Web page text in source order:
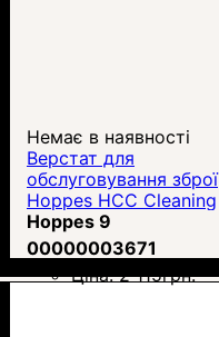
Немає в наявності
Верстат для
обслуговування зброї
Hoppes HCC Cleaning
Cradle Long Gun
Hoppes 9
00000003671
Ціна:2 115грн.